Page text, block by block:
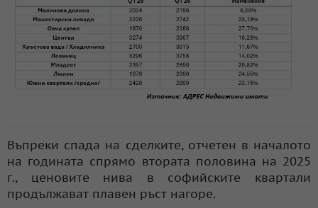
Въпреки спада на сделките, отчетен в началото
на годината спрямо втората половина на 2025
г., ценовите нива в софийските квартали
продължават плавен ръст нагоре.